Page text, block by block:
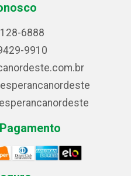
6888
9910